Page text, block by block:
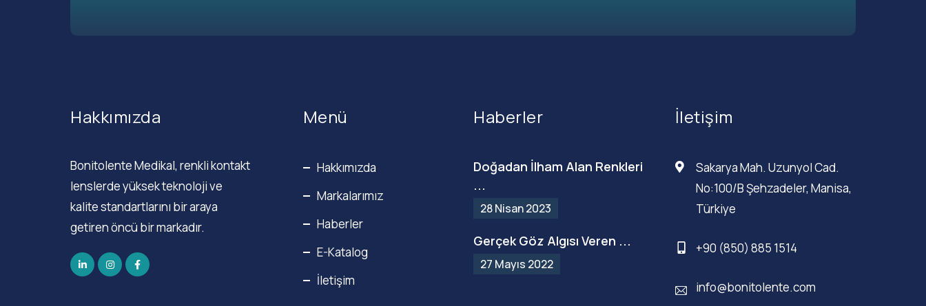
Hakkımızda
Bonitolente Medikal, renkli kontakt
lenslerde yüksek teknoloji ve
kalite standartlarını bir araya
getiren öncü bir markadır.
Menü
Hakkımızda
Markalarımız
Haberler
E-Katalog
İletişim
Haberler
Doğadan İlham Alan Renkleri
...
28 Nisan 2023
Gerçek Göz Algısı Veren ...
27 Mayıs 2022
İletişim
Sakarya Mah. Uzunyol Cad.
No:100/B Şehzadeler, Manisa,
Türkiye
+90 (850) 885 1514
info@bonitolente.com